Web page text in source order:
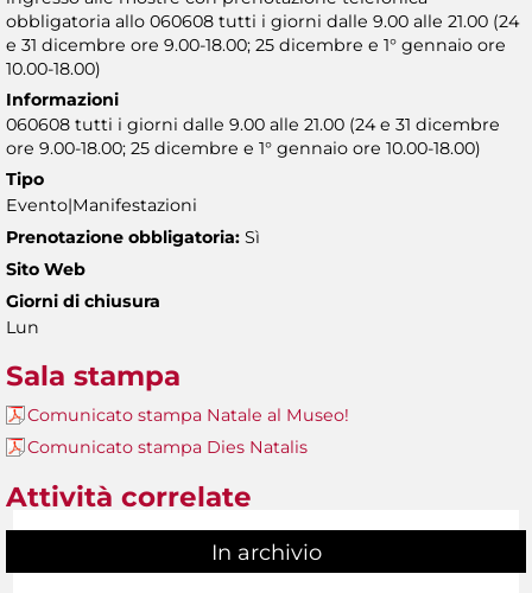
obbligatoria allo 060608 tutti i giorni dalle 9.00 alle 21.00 (24
e 31 dicembre ore 9.00-18.00; 25 dicembre e 1° gennaio ore
10.00-18.00)
Informazioni
060608 tutti i giorni dalle 9.00 alle 21.00 (24 e 31 dicembre
ore 9.00-18.00; 25 dicembre e 1° gennaio ore 10.00-18.00)
Tipo
Evento|Manifestazioni
Prenotazione obbligatoria: Sì
Sito Web
Giorni di chiusura
Lun
Sala stampa
Comunicato stampa Natale al Museo!
Comunicato stampa Dies Natalis
Attività correlate
In archivio